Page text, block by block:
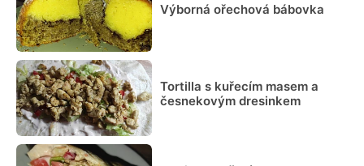
Výborná ořechová bábovka
Tortilla s kuřecím masem a
česnekovým dresinkem